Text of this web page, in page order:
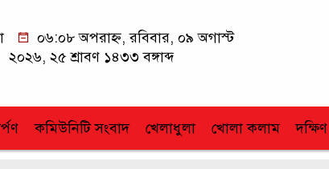
০৬:০৮ অপরাহ্ন, রবিবার, ০৯ অগাস্ট
২০২৬, ২৫ শ্রাবণ ১৪৩৩ বঙ্গাব্দ
কমিউনিটি সংবাদ খেলাধুলা খোলা কলাম